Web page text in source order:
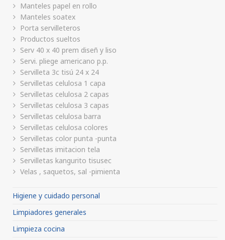
Manteles papel en rollo
Manteles soatex
Porta servilleteros
Productos sueltos
Serv 40 x 40 prem diseñ y liso
Servi. pliege americano p.p.
Servilleta 3c tisú 24 x 24
Servilletas celulosa 1 capa
Servilletas celulosa 2 capas
Servilletas celulosa 3 capas
Servilletas celulosa barra
Servilletas celulosa colores
Servilletas color punta -punta
Servilletas imitacion tela
Servilletas kangurito tisusec
Velas , saquetos, sal -pimienta
Higiene y cuidado personal
Limpiadores generales
Limpieza cocina